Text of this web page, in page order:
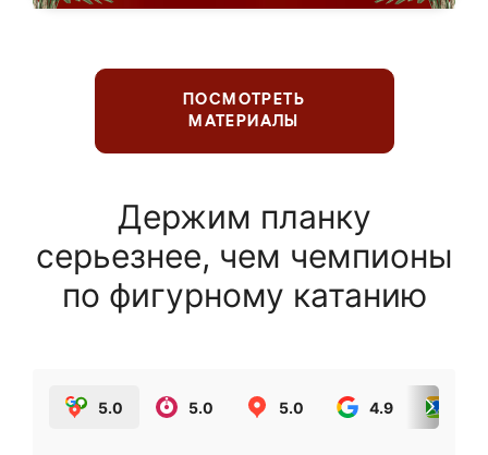
ПОСМОТРЕТЬ
МАТЕРИАЛЫ
Держим планку
серьезнее, чем чемпионы
по фигурному катанию
5.0 5.0 5.0 4.9